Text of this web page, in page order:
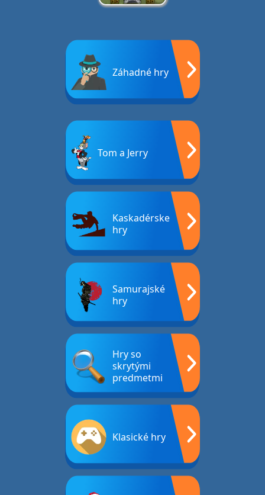
Záhadné hry
Tom a Jerry
Kaskadérske
hry
Samurajské
hry
Hry so
skrytými
predmetmi
Klasické hry